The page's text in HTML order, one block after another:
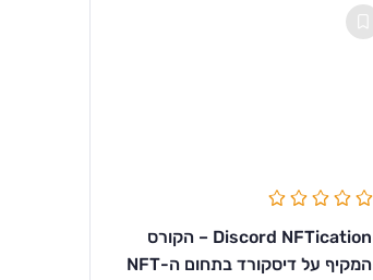
Discord NFTication – הקורס
המקיף על דיסקורד בתחום ה-NFT